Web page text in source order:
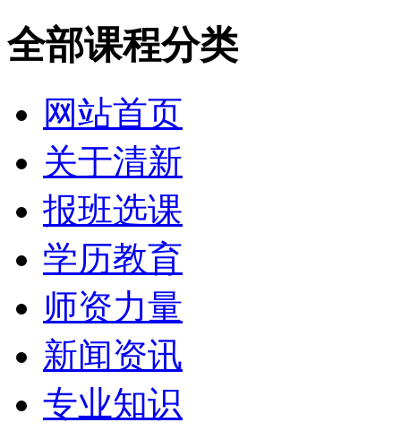
全部课程分类
网站首页
关于清新
报班选课
学历教育
师资力量
新闻资讯
专业知识